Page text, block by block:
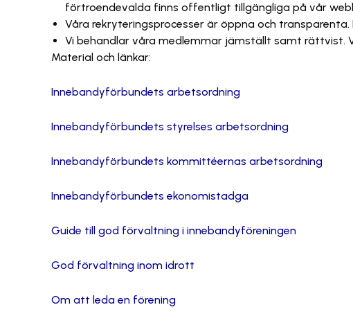
förtroendevalda finns offentligt tillgängliga på vår
Våra rekryteringsprocesser är öppna och
Vi behandlar våra medlemmar jämställt samt rättvist.
Material och länkar:
Innebandyförbundets arbetsordning
Innebandyförbundets styrelses arbetsordning
Innebandyförbundets kommittéernas arbetsordning
Innebandyförbundets ekonomistadga
Guide till god förvaltning i innebandyföreningen
God förvaltning inom idrott
Om att leda en förening